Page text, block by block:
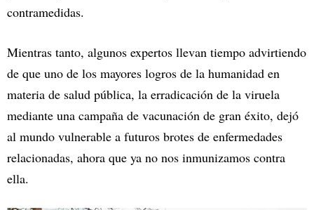
contramedidas.
Mientras tanto, algunos expertos llevan tiempo advirtiendo
de que uno de los mayores logros de la humanidad en
materia de salud pública, la erradicación de la viruela
mediante una campaña de vacunación de gran éxito, dejó
al mundo vulnerable a futuros brotes de enfermedades
relacionadas, ahora que ya no nos inmunizamos contra
ella.